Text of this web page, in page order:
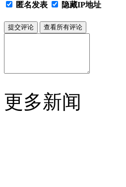
匿名发表 隐藏IP地址
更多新闻